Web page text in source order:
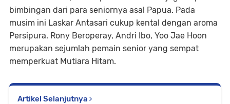
bimbingan dari para seniornya asal Papua. Pada
musim ini Laskar Antasari cukup kental dengan aroma
Persipura. Rony Beroperay, Andri Ibo, Yoo Jae Hoon
merupakan sejumlah pemain senior yang sempat
memperkuat Mutiara Hitam.
Artikel Selanjutnya